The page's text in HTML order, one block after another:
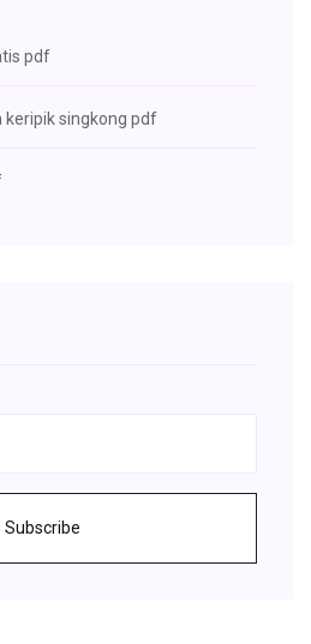
pdf
keripik singkong pdf
Subscribe